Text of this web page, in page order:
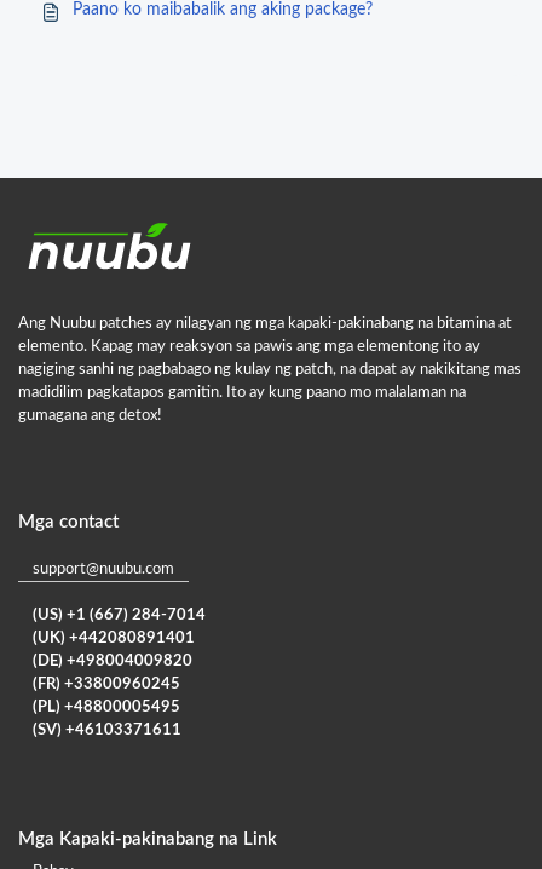
Paano ko maibabalik ang aking package?
Ang Nuubu patches ay nilagyan ng mga kapaki-pakinabang na bitamina at
elemento. Kapag may reaksyon sa pawis ang mga elementong ito ay
nagiging sanhi ng pagbabago ng kulay ng patch, na dapat ay nakikitang mas
madidilim pagkatapos gamitin. Ito ay kung paano mo malalaman na
gumagana ang detox!
Mga contact
support@nuubu.com
(US) +1 (667) 284-7014
(UK) +442080891401
(DE) +498004009820
(FR) +33800960245
(PL) +48800005495
(SV) +46103371611
Mga Kapaki-pakinabang na Link